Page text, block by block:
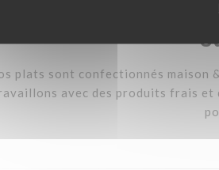
plats sont confectionnés maison
avec des produits frais